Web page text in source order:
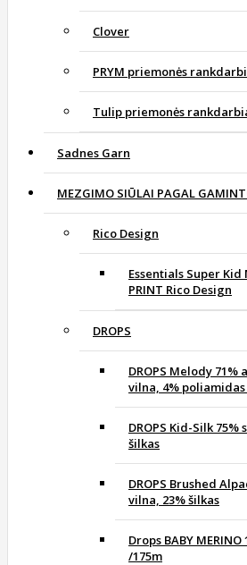
Clover
PRYM priemonės
Tulip priemonės
Sadnes Garn
MEZGIMO SIŪLAI PAGAL
Rico Design
Essentials Super Kid
PRINT Rico Design
DROPS
DROPS Melody
vilna, 4% poliamidas
DROPS Kid-Silk
šilkas
DROPS Brushed
vilna, 23% šilkas
Drops BABY
/175m